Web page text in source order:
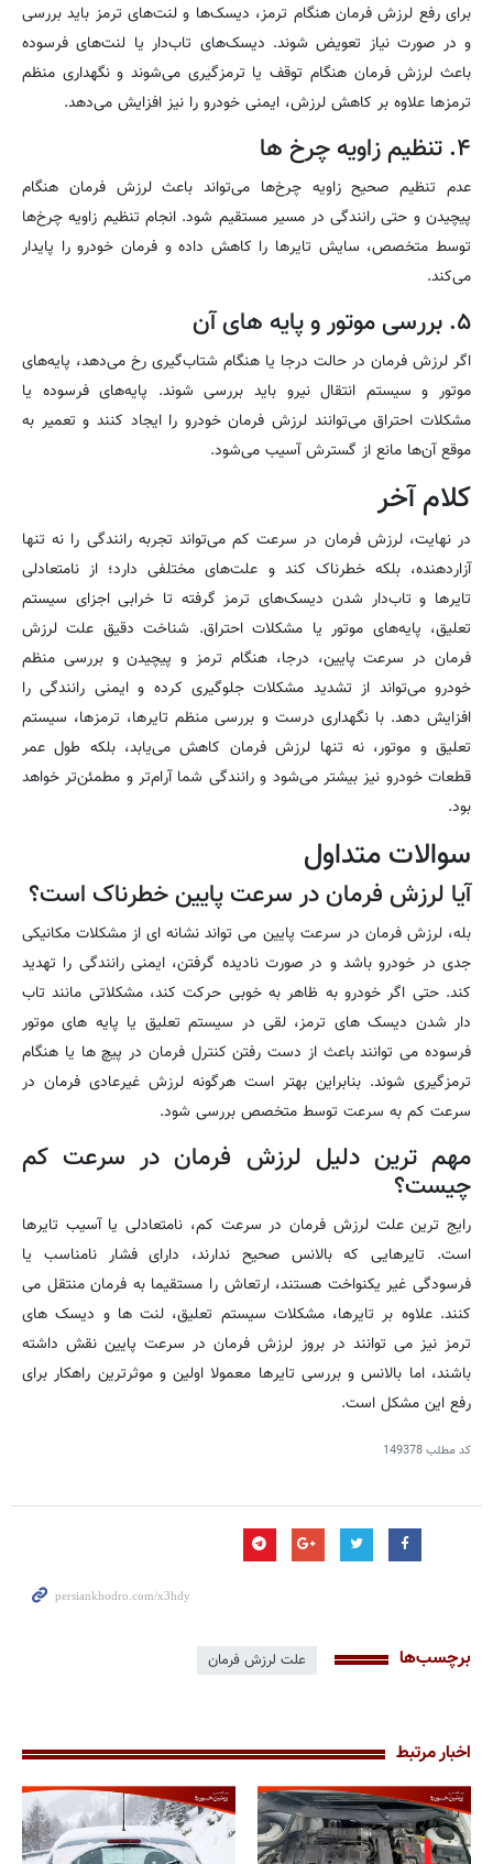
برای رفع لرزش فرمان هنگام ترمز، دیسک‌ها و لنت‌های ترمز باید بررسی
و در صورت نیاز تعویض شوند. دیسک‌های تاب‌دار یا لنت‌های فرسوده
باعث لرزش فرمان هنگام توقف یا ترمزگیری می‌شوند و نگهداری منظم
ترمزها علاوه بر کاهش لرزش، ایمنی خودرو را نیز افزایش می‌دهد.
۴. تنظیم زاویه چرخ ها
عدم تنظیم صحیح زاویه چرخ‌ها می‌تواند باعث لرزش فرمان هنگام
پیچیدن و حتی رانندگی در مسیر مستقیم شود. انجام تنظیم زاویه چرخ‌ها
توسط متخصص، سایش تایرها را کاهش داده و فرمان خودرو را پایدار
می‌کند.
۵. بررسی موتور و پایه های آن
اگر لرزش فرمان در حالت درجا یا هنگام شتاب‌گیری رخ می‌دهد، پایه‌های
موتور و سیستم انتقال نیرو باید بررسی شوند. پایه‌های فرسوده یا
مشکلات احتراق می‌توانند لرزش فرمان خودرو را ایجاد کنند و تعمیر به
موقع آن‌ها مانع از گسترش آسیب می‌شود.
کلام آخر
در نهایت، لرزش فرمان در سرعت کم می‌تواند تجربه رانندگی را نه تنها
آزاردهنده، بلکه خطرناک کند و علت‌های مختلفی دارد؛ از نامتعادلی
تایرها و تاب‌دار شدن دیسک‌های ترمز گرفته تا خرابی اجزای سیستم
تعلیق، پایه‌های موتور یا مشکلات احتراق. شناخت دقیق علت لرزش
فرمان در سرعت پایین، درجا، هنگام ترمز و پیچیدن و بررسی منظم
خودرو می‌تواند از تشدید مشکلات جلوگیری کرده و ایمنی رانندگی را
افزایش دهد. با نگهداری درست و بررسی منظم تایرها، ترمزها، سیستم
تعلیق و موتور، نه تنها لرزش فرمان کاهش می‌یابد، بلکه طول عمر
قطعات خودرو نیز بیشتر می‌شود و رانندگی شما آرام‌تر و مطمئن‌تر خواهد
بود.
سوالات متداول
آیا لرزش فرمان در سرعت پایین خطرناک است؟
بله، لرزش فرمان در سرعت پایین می تواند نشانه ای از مشکلات مکانیکی
جدی در خودرو باشد و در صورت نادیده گرفتن، ایمنی رانندگی را تهدید
کند. حتی اگر خودرو به ظاهر به خوبی حرکت کند، مشکلاتی مانند تاب
دار شدن دیسک های ترمز، لقی در سیستم تعلیق یا پایه های موتور
فرسوده می توانند باعث از دست رفتن کنترل فرمان در پیچ ها یا هنگام
ترمزگیری شوند. بنابراین بهتر است هرگونه لرزش غیرعادی فرمان در
سرعت کم به سرعت توسط متخصص بررسی شود.
مهم ترین دلیل لرزش فرمان در سرعت کم
چیست؟
رایج ترین علت لرزش فرمان در سرعت کم، نامتعادلی یا آسیب تایرها
است. تایرهایی که بالانس صحیح ندارند، دارای فشار نامناسب یا
فرسودگی غیر یکنواخت هستند، ارتعاش را مستقیما به فرمان منتقل می
کنند. علاوه بر تایرها، مشکلات سیستم تعلیق، لنت ها و دیسک های
ترمز نیز می توانند در بروز لرزش فرمان در سرعت پایین نقش داشته
باشند، اما بالانس و بررسی تایرها معمولا اولین و موثرترین راهکار برای
رفع این مشکل است.
کد مطلب149378
برچسب‌ها علت لرزش فرمان
اخبار مرتبط